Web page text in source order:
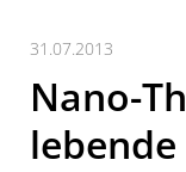
31.07.2013
Nano-
lebende